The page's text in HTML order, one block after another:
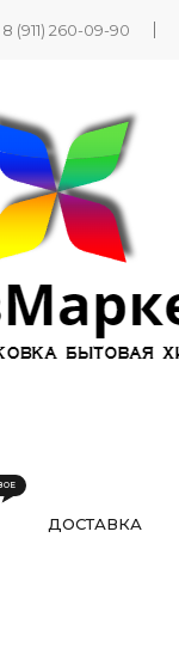
8 (911) 260-09-90
ДОСТАВКА